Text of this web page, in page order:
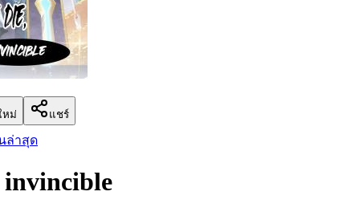
หม่ แชร์
ล่าสุด